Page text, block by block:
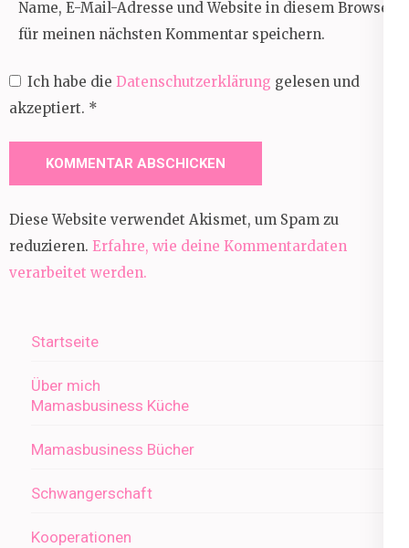
Name, E-Mail-Adresse und Website in diesem Browser
für meinen nächsten Kommentar speichern.
Ich habe die Datenschutzerklärung gelesen und
akzeptiert. *
Diese Website verwendet Akismet, um Spam zu
reduzieren. Erfahre, wie deine Kommentardaten
verarbeitet werden.
Startseite
Über mich
Mamasbusiness Küche
Mamasbusiness Bücher
Schwangerschaft
Kooperationen